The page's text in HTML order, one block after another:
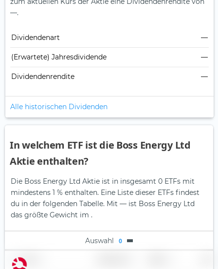
—.
Dividendenart —
(Erwartete) Jahresdividende —
Dividendenrendite —
Alle historischen Dividenden
In welchem ETF ist die Boss Energy Ltd
Aktie enthalten?
Die Boss Energy Ltd Aktie ist in insgesamt 0 ETFs mit
mindestens 1 % enthalten. Eine Liste dieser ETFs findest
du in der folgenden Tabelle. Mit — ist Boss Energy Ltd
das größte Gewicht im .
Auswahl 0
Name